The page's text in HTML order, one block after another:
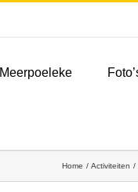
Meerpoeleke
Home Activiteiten